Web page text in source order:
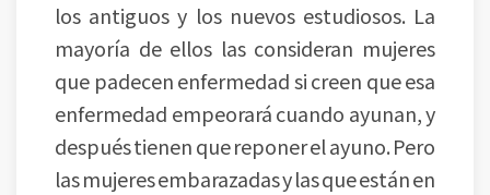
los antiguos y los nuevos estudiosos. La
mayoría de ellos las consideran mujeres
que padecen enfermedad si creen que esa
enfermedad empeorará cuando ayunan, y
después tienen que reponer el ayuno. Pero
las mujeres embarazadas y las que están en